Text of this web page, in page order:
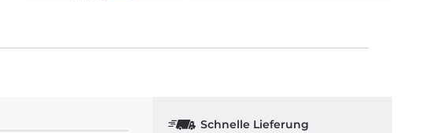
Schnelle Lieferung